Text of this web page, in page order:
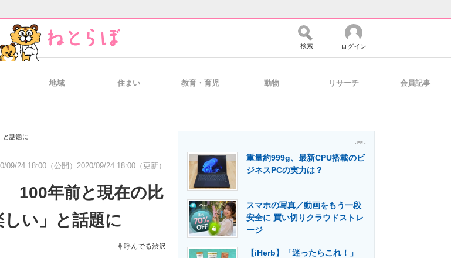
経営リーダーのコミュニティ マーケ×ITの今がよく分かる
IT製品の技術・比較・事例 製造業のIT導入・活用を支援
検索 ログイン
地域 住まい 教育・育児 動物 リサーチ 会員記事
と話題に
09/24 18:00（公開） 2020/09/24 18:00（更新）
100年前と現在の比
い」と話題に
呼んでる渋沢
- PR -
重量約999g、最新CPU搭載のビ
ジネスPCの実力は？
スマホの写真／動画をもう一段
安全に 買い切りクラウドストレ
ージ
【iHerb】「迷ったらこれ！」